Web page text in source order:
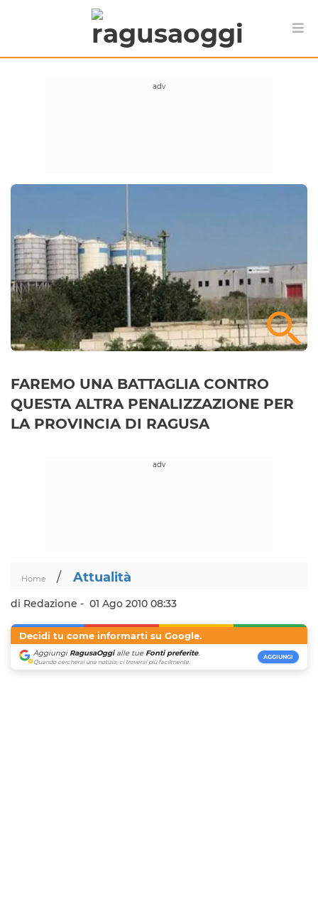
FAREMO UNA BATTAGLIA CONTRO
QUESTA ALTRA PENALIZZAZIONE PER
LA PROVINCIA DI RAGUSA
Home / Attualità
di Redazione - 01 Ago 2010 08:33
Decidi tu come informarti su Google.
Aggiungi RagusaOggialle tue Fonti preferite.
Quando cercherai una notizia, ci troverai più facilmente.
AGGIUNGI